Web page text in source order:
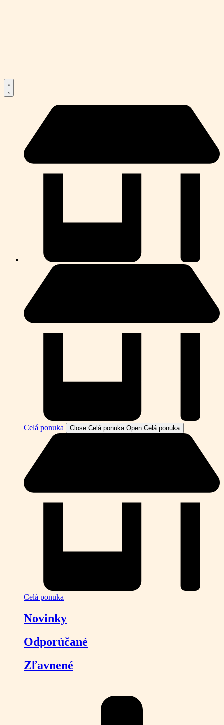
Celá ponuka Close Celá ponuka Open Celá ponuka
Celá ponuka
Novinky
Odporúčané
Zľavnené